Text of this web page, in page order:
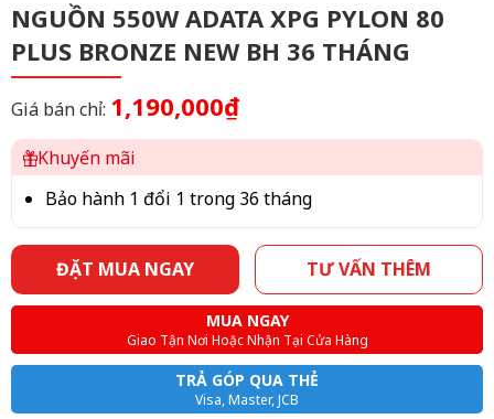
NGUỒN 550W ADATA XPG PYLON 80
PLUS BRONZE NEW BH 36 THÁNG
Giá bán chỉ: 1,190,000₫
Khuyến mãi
Bảo hành 1 đổi 1 trong 36 tháng
ĐẶT MUA NGAY TƯ VẤN THÊM
MUA NGAY
Giao Tận Nơi Hoặc Nhận Tại Cửa Hàng
TRẢ GÓP QUA THẺ
Visa, Master, JCB